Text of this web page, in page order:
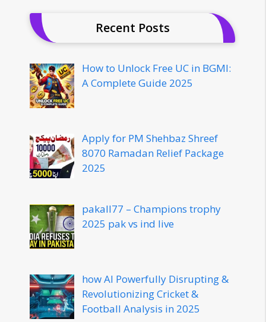
Recent Posts
How to Unlock Free UC in BGMI:
A Complete Guide 2025
Apply for PM Shehbaz Shreef
8070 Ramadan Relief Package
2025
pakall77 – Champions trophy
2025 pak vs ind live
how AI Powerfully Disrupting &
Revolutionizing Cricket &
Football Analysis in 2025